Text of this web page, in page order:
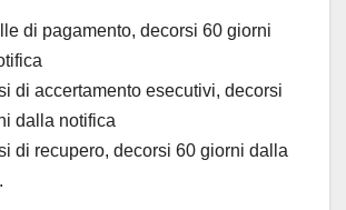
di pagamento, decorsi 60 giorni
di accertamento esecutivi, decorsi
dalla notifica
di recupero, decorsi 60 giorni dalla